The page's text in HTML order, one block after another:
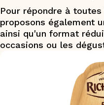
Pour répondre à
proposons également
ainsi qu'un format
occasions ou les